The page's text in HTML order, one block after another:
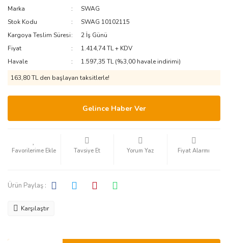
Marka
SWAG
Stok Kodu
SWAG 10102115
Kargoya Teslim Süresi
2 İş Günü
Fiyat
1.414,74 TL + KDV
Havale
1.597,35 TL (%3,00 havale indirimi)
163,80 TL den başlayan taksitlerle!
Gelince Haber Ver
Tavsiye Et Yorum Yaz Fiyat Alarmı
Ürün Paylaş :
Karşılaştır